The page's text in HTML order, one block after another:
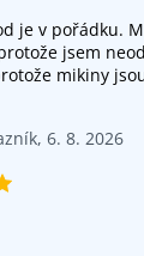
je v pořádku.
jsem
mikiny
6. 8. 2026